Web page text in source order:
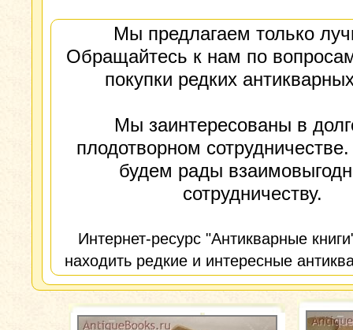
Мы предлагаем только
Обращайтесь к нам по
покупки редких
Мы заинтересованы в
плодотворном
будем рады
сотрудничеству.
Интернет-ресурс "Антикварные
находить редкие и интересные